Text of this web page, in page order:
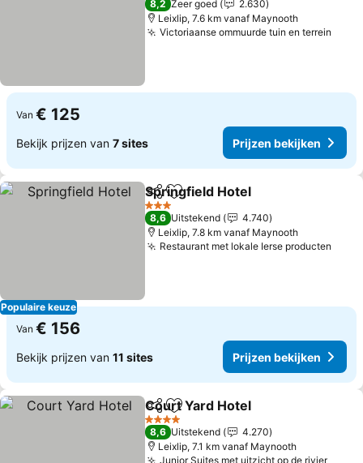
8,2 Zeer goed
2.630
Leixlip, 7.6 km vanaf Maynooth
Victoriaanse ommuurde tuin en terrein
Van € 125
Bekijk prijzen van 7 sites Prijzen bekijken
Populaire keuze
DelenToevoegen aan favorieten
Springfield Hotel
3 Sterren
8,6 Uitstekend
4.740
Leixlip, 7.8 km vanaf Maynooth
Restaurant met lokale Ierse producten
Van € 156
Bekijk prijzen van 11 sites Prijzen bekijken
DelenToevoegen aan favorieten
Court Yard Hotel
4 Sterren
8,6 Uitstekend
4.270
Leixlip, 7.1 km vanaf Maynooth
Junior Suites met uitzicht op de rivier